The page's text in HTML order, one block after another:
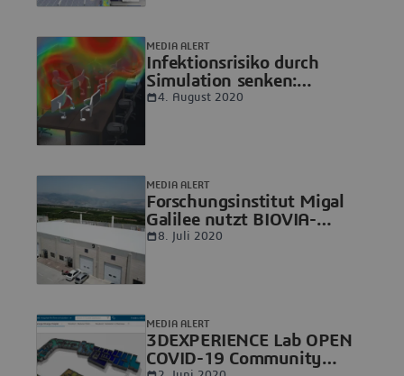
Infektionsrisiko durch
Simulation senken:
TECOSIM und Dassault
MEDIA ALERT
4. August 2020
Forschungsinstitut Migal
Galilee nutzt BIOVIA-
Anwendungen von Dassault
MEDIA ALERT
8. Juli 2020
3DEXPERIENCE Lab OPEN
COVID-19 Community
MEDIA ALERT